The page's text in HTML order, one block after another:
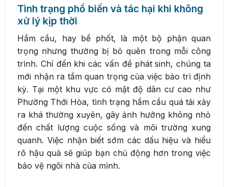
Tình trạng phổ biến và tác hại khi không
xử lý kịp thời
Hầm cầu, hay bể phốt, là một bộ phận quan
trọng nhưng thường bị bỏ quên trong mỗi công
trình. Chỉ đến khi các vấn đề phát sinh, chúng ta
mới nhận ra tầm quan trọng của việc bảo trì định
kỳ. Tại một khu vực có mật độ dân cư cao như
Phường Thới Hòa, tình trạng hầm cầu quá tải xảy
ra khá thường xuyên, gây ảnh hưởng không nhỏ
đến chất lượng cuộc sống và môi trường xung
quanh. Việc nhận biết sớm các dấu hiệu và hiểu
rõ hậu quả sẽ giúp bạn chủ động hơn trong việc
bảo vệ ngôi nhà của mình.